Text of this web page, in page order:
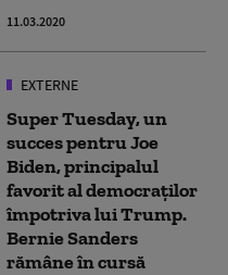
11.03.2020
EXTERNE
Super Tuesday, un
succes pentru Joe
Biden, principalul
favorit al democraților
împotriva lui Trump.
Bernie Sanders
rămâne în cursă